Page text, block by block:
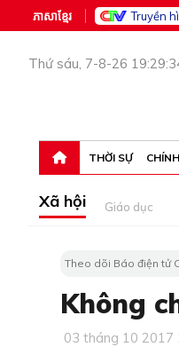
ភាសាខ្មែរ Truyền
Thứ sáu, 7-8-26
THỜI SỰ
Xã hội Giáo dục
Theo dõi Báo điện tử
Không
03 tháng 10 2017